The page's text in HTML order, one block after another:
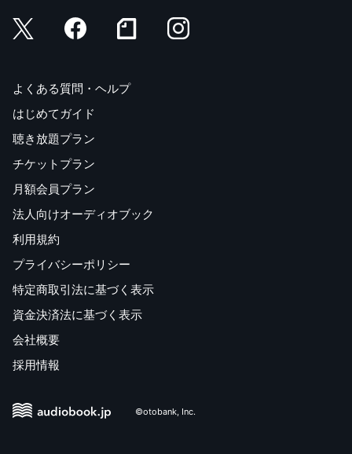
よくある質問・ヘルプ
はじめてガイド
聴き放題プラン
チケットプラン
月額会員プラン
法人向けオーディオブック
利用規約
プライバシーポリシー
特定商取引法に基づく表示
資金決済法に基づく表示
会社概要
採用情報
©otobank, Inc.